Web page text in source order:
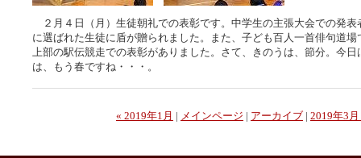
２月４日（月）生徒朝礼での表彰です。中学生の主張大会での発表
に選ばれた生徒に盾が贈られました。また、子ども百人一首俳句道
上部の駅伝競走での表彰がありました。さて、きのうは、節分。今日
は、もう春ですね・・・。
« 2019年1月 | メインページ | アーカイブ | 2019年3月